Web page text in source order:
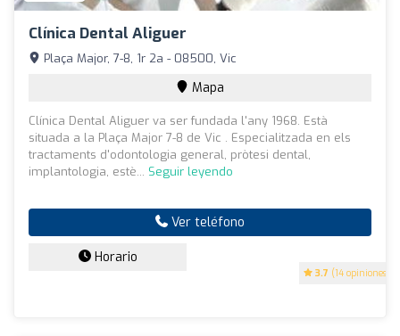
Clínica Dental Aliguer
3.7 (14 opiniones)
Plaça Major, 7-8, 1r 2a - 08500, Vic
Mapa
Clínica Dental Aliguer va ser fundada l'any 1968. Està
situada a la Plaça Major 7-8 de Vic . Especialitzada en els
tractaments d'odontologia general, pròtesi dental,
implantologia, estè... Seguir leyendo
Ver teléfono
Horario